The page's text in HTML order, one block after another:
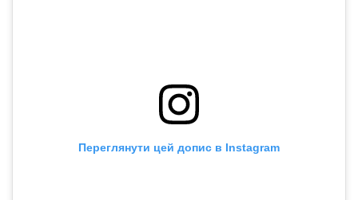
Переглянути цей допис в Instagram